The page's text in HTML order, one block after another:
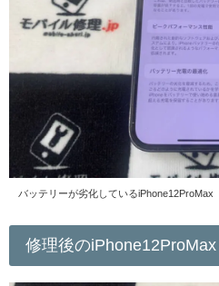
バッテリーが劣化しているiPhone12ProMax
修理後のiPhone12ProMax